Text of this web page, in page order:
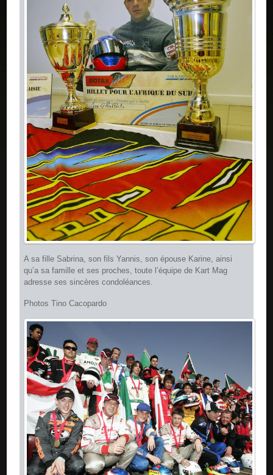
A sa fille Sabrina, son fils Yannis, son épouse Karine, ainsi
qu’a sa famille et ses proches, toute l’équipe de Kart Mag
adresse ses sincères condoléances.
Photos Tino Cacopardo